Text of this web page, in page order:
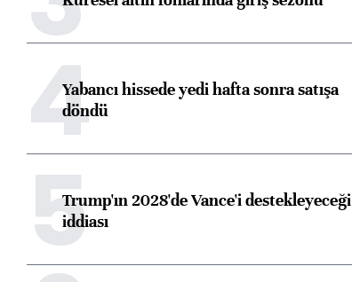
4Yabancı hissede yedi hafta sonra satışa
döndü
5Trump'ın 2028'de Vance'i destekleyeceği
iddiası